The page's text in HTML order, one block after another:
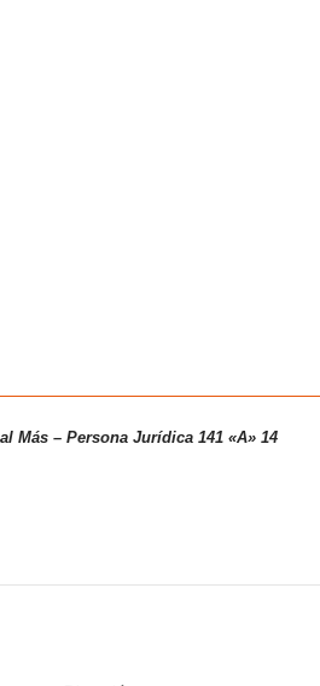
Más – PersonaJurídica 141 «A» 14